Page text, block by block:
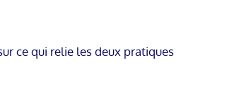
ce qui relie les deux pratiques